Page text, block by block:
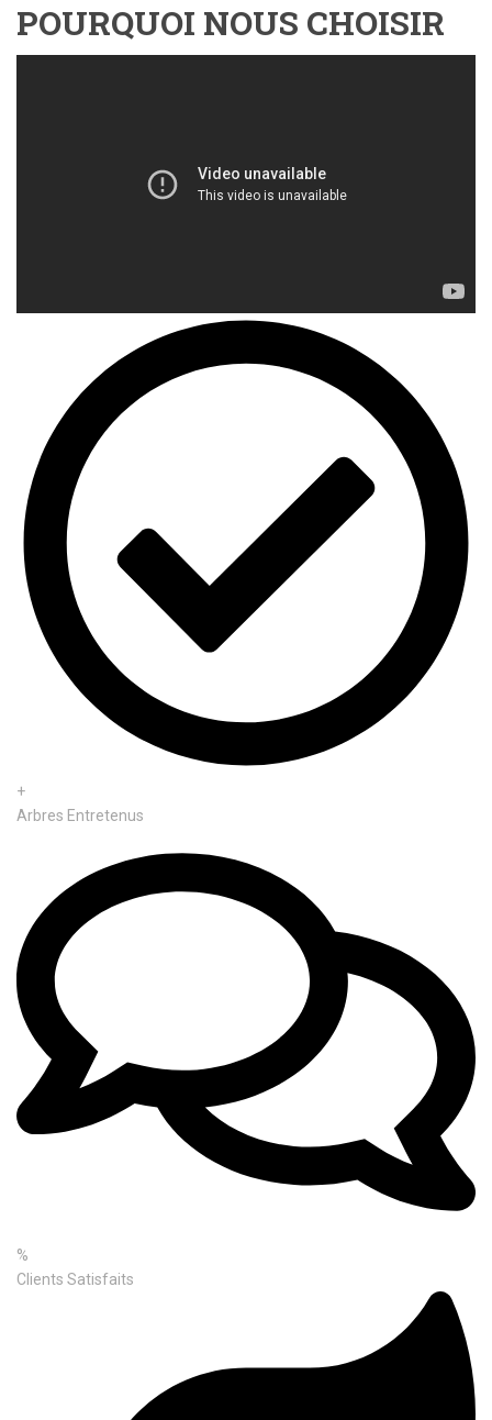
POURQUOI NOUS CHOISIR
+
Arbres Entretenus
%
Clients Satisfaits